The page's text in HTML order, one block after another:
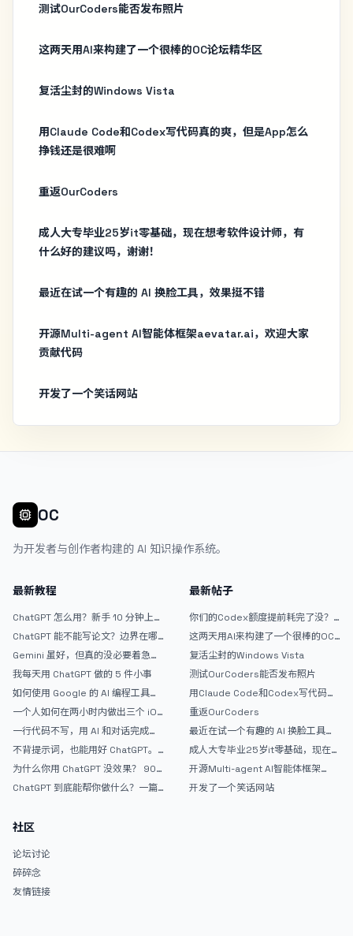
测试OurCoders能否发布照片
这两天用AI来构建了一个很棒的OC论坛精华区
复活尘封的Windows Vista
用Claude Code和Codex写代码真的爽，但是App怎么
挣钱还是很难啊
重返OurCoders
成人大专毕业25岁it零基础，现在想考软件设计师，有
什么好的建议吗，谢谢！
最近在试一个有趣的 AI 换脸工具，效果挺不错
开源Multi-agent AI智能体框架aevatar.ai，欢迎大家
贡献代码
开发了一个笑话网站
OC
为开发者与创作者构建的 AI 知识操作系统。
最新教程
ChatGPT 怎么用？新手 10 分钟上手
ChatGPT 能不能写论文？边界在哪
Gemini 虽好，但真的没必要着急放
弃 ChatGPT
我每天用 ChatGPT 做的 5 件小事
如何使用 Google 的 AI 编程工具
AntiGravity：独立开发者的新时代
武器
一个人如何在两小时内做出三个 iOS
APP？｜AntiGravity + Gemini 3 实
战完整记录
一行代码不写，用 AI 和对话完成一
个完整网站：《图书天堂》实战记录
不背提示词，也能用好 ChatGPT。
一个万能提问模板
为什么你用 ChatGPT 没效果？ 90%
的人第一步就问错了
ChatGPT 到底能帮你做什么？一篇
最新帖子
你们的Codex额度提前耗完了没？
戒断反应如何？
这两天用AI来构建了一个很棒的OC
论坛精华区
复活尘封的Windows Vista
测试OurCoders能否发布照片
用Claude Code和Codex写代码真
的爽，但是App怎么挣钱还是很难啊
重返OurCoders
最近在试一个有趣的 AI 换脸工具，
效果挺不错
成人大专毕业25岁it零基础，现在想
考软件设计师，有什么好的建议吗，
谢谢！
开源Multi-agent AI智能体框架
aevatar.ai，欢迎大家贡献代码
开发了一个笑话网站
社区
论坛讨论
碎碎念
友情链接